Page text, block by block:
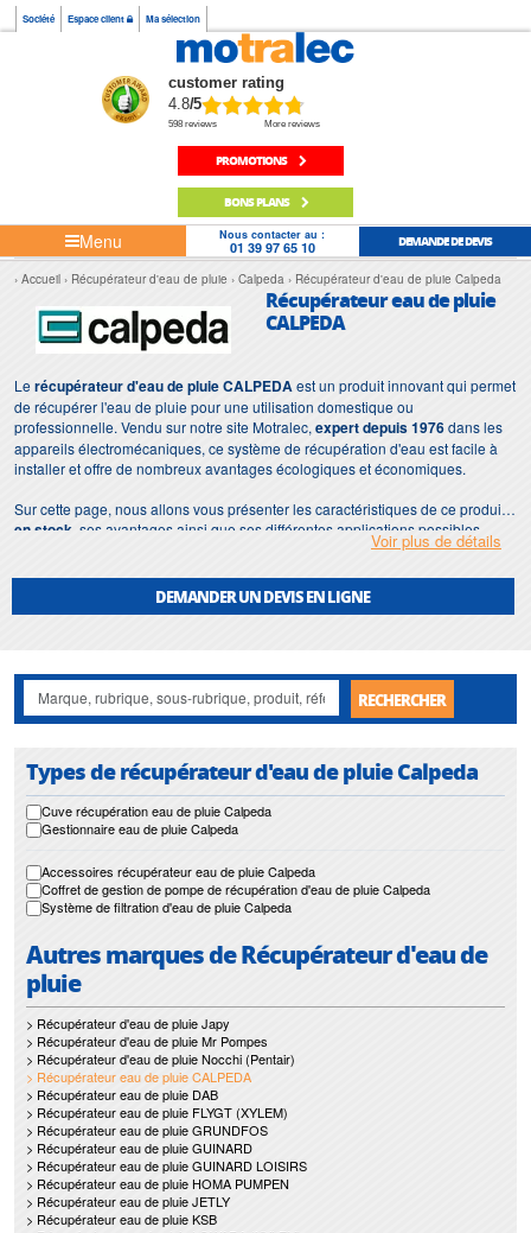
Société Espace client Ma sélection
customer rating
4.8/5
598 reviews More reviews
PROMOTIONS
BONS PLANS
Menu Nous contacter au :
01 39 97 65 10 DEMANDE DE DEVIS
Accueil Récupérateur d'eau de pluie Calpeda Récupérateur d'eau de pluie Calpeda
Récupérateur eau de pluie
CALPEDA
Lerécupérateur d'eau de pluie CALPEDAest un produit innovant qui permet
de récupérer l'eau de pluie pour une utilisation domestique ou
professionnelle. Vendu sur notre site Motralec, expert depuis 1976dans les
appareils électromécaniques, ce système de récupération d'eau est facile à
installer et offre de nombreux avantages écologiques et économiques.
Sur cette page, nous allons vous présenter les caractéristiques de ce produit
en stock , ses avantages ainsi que ses différentes applications possibles.
un professionnel cherchant une solution écologique pour l'irrigation de ses
plantes, lerécupérateur d'eau de pluie CALPEDAest une solution efficace et
Voir plus de détails
DEMANDER UN DEVIS EN LIGNE
RECHERCHER
Types de récupérateur d'eau de pluie Calpeda
Cuve récupération eau de pluie Calpeda
Gestionnaire eau de pluie Calpeda
Accessoires récupérateur eau de pluie Calpeda
Coffret de gestion de pompe de récupération d'eau de pluie Calpeda
Système de filtration d'eau de pluie Calpeda
Autres marques de Récupérateur d'eau de
pluie
> Récupérateur d'eau de pluie Japy
> Récupérateur d'eau de pluie Mr Pompes
> Récupérateur d'eau de pluie Nocchi (Pentair)
> Récupérateur eau de pluie CALPEDA
> Récupérateur eau de pluie DAB
> Récupérateur eau de pluie FLYGT (XYLEM)
> Récupérateur eau de pluie GRUNDFOS
> Récupérateur eau de pluie GUINARD
> Récupérateur eau de pluie GUINARD LOISIRS
> Récupérateur eau de pluie HOMA PUMPEN
> Récupérateur eau de pluie JETLY
> Récupérateur eau de pluie KSB